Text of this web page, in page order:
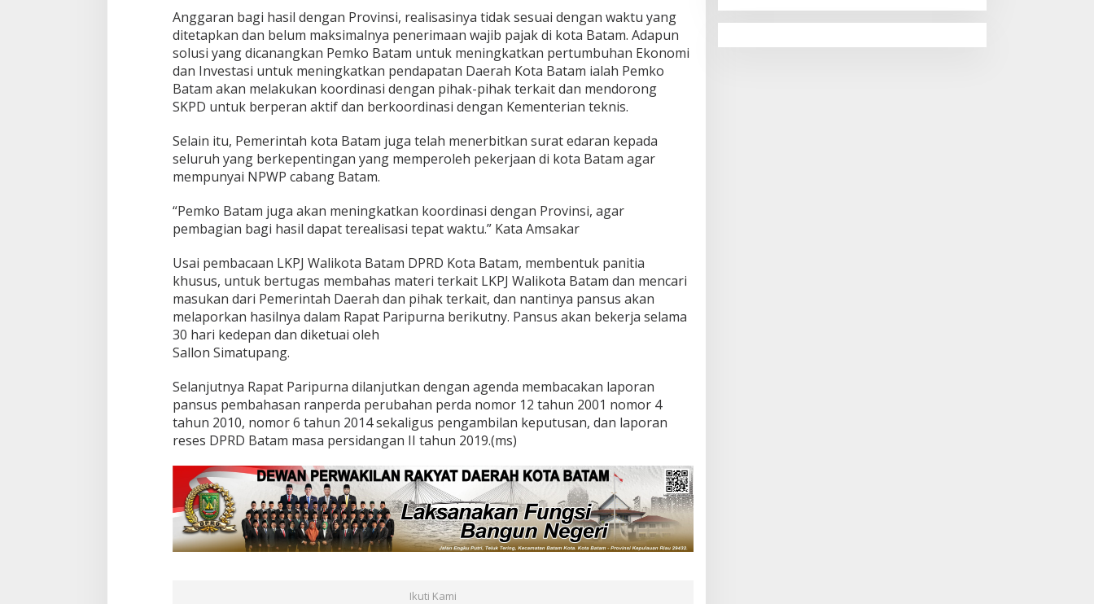
o
t
a
B
a
t
a
T
r
i
a
L
K
J
W
a
l
k
o
a
B
a
t
a
Anggaran bagi hasil dengan Provinsi, realisasinya tidak sesuai dengan waktu yang
ditetapkan dan belum maksimalnya penerimaan wajib pajak di kota Batam. Adapun
solusi yang dicanangkan Pemko Batam untuk meningkatkan pertumbuhan Ekonomi
dan Investasi untuk meningkatkan pendapatan Daerah Kota Batam ialah Pemko
Batam akan melakukan koordinasi dengan pihak-pihak terkait dan mendorong
SKPD untuk berperan aktif dan berkoordinasi dengan Kementerian teknis.
Selain itu, Pemerintah kota Batam juga telah menerbitkan surat edaran kepada
seluruh yang berkepentingan yang memperoleh pekerjaan di kota Batam agar
mempunyai NPWP cabang Batam.
“Pemko Batam juga akan meningkatkan koordinasi dengan Provinsi, agar
pembagian bagi hasil dapat terealisasi tepat waktu.” Kata Amsakar
Usai pembacaan LKPJ Walikota Batam DPRD Kota Batam, membentuk panitia
khusus, untuk bertugas membahas materi terkait LKPJ Walikota Batam dan mencari
masukan dari Pemerintah Daerah dan pihak terkait, dan nantinya pansus akan
melaporkan hasilnya dalam Rapat Paripurna berikutny. Pansus akan bekerja selama
30 hari kedepan dan diketuai oleh
Sallon Simatupang.
Selanjutnya Rapat Paripurna dilanjutkan dengan agenda membacakan laporan
pansus pembahasan ranperda perubahan perda nomor 12 tahun 2001 nomor 4
tahun 2010, nomor 6 tahun 2014 sekaligus pengambilan keputusan, dan laporan
reses DPRD Batam masa persidangan II tahun 2019.(ms)
Ikuti Kami